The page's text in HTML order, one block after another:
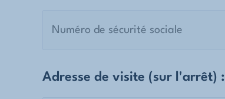
Adresse de visite (sur l'arrêt) :